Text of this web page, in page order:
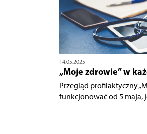
14.05.2025
„Moje zdrowie” w
Przegląd profilaktyczny
funkcjonować od 5 maja,